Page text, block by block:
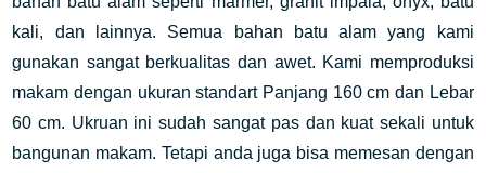
kali, dan lainnya. Semua bahan batu alam yang kami
gunakan sangat berkualitas dan awet. Kami memproduksi
makam dengan ukuran standart Panjang 160 cm dan Lebar
60 cm. Ukruan ini sudah sangat pas dan kuat sekali untuk
bangunan makam. Tetapi anda juga bisa memesan dengan